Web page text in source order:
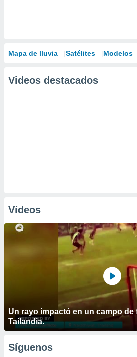
Mapa de lluvia Satélites Modelos
Videos destacados
Vídeos
Un rayo impactó en un campo
Tailandia.
Síguenos